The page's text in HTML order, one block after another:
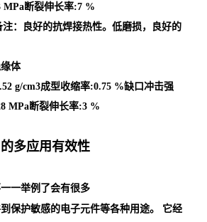
MPa断裂伸长率:7 %
注：良好的抗焊接热性。低磨损，良好的
体
g/cm3成型收缩率:0.75 %缺口冲击强
MPa断裂伸长率:3 %
多应用有效性
一举例了会有很多
保护敏感的电子元件等各种用途。 它经